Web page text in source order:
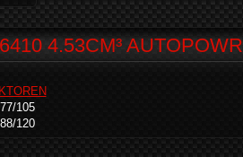
4.53CM³ AUTOPOWR
77/105
88/120